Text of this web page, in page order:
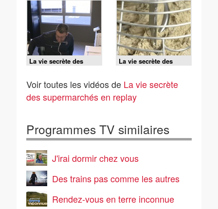
La vie secrète des
supermarchés - S3 E1
La vie secrète des
supermarchés - S3 E3
Voir toutes les vidéos de La vie secrète
des supermarchés en replay
Programmes TV similaires
J'irai dormir chez vous
Des trains pas comme les autres
Rendez-vous en terre inconnue